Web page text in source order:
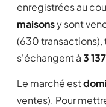
enregistrées au
maisonsy sont
(630 transactions),
s'échangent à3
Le marché est
ventes). Pour